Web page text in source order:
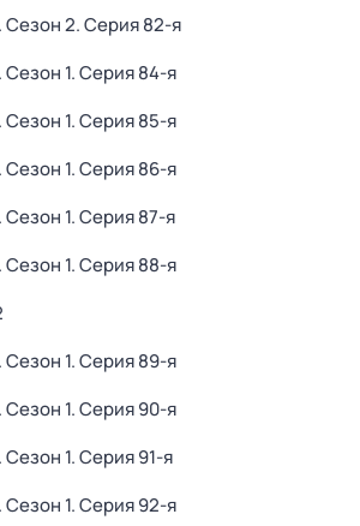
. Сезон 2. Серия 82-я
. Сезон 1. Серия 84-я
. Сезон 1. Серия 85-я
. Сезон 1. Серия 86-я
. Сезон 1. Серия 87-я
. Сезон 1. Серия 88-я
. Сезон 1. Серия 89-я
. Сезон 1. Серия 90-я
. Сезон 1. Серия 91-я
. Сезон 1. Серия 92-я